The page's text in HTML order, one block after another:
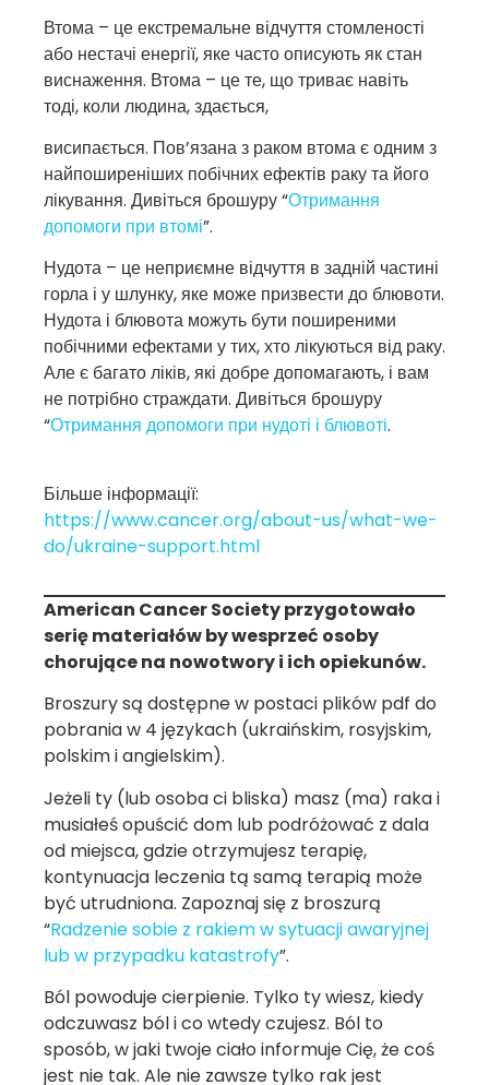
Втома – це екстремальне відчуття стомленості
або нестачі енергії, яке часто описують як стан
виснаження. Втома – це те, що триває навіть
тоді, коли людина, здається,
висипається. Пов’язана з раком втома є одним з
найпоширеніших побічних ефектів раку та його
лікування. Дивіться брошуру “Отримання
допомоги при втомі”.
Нудота – це неприємне відчуття в задній частині
горла і у шлунку, яке може призвести до блювоти.
Нудота і блювота можуть бути поширеними
побічними ефектами у тих, хто лікуються від раку.
Але є багато ліків, які добре допомагають, і вам
не потрібно страждати. Дивіться брошуру
“Отримання допомоги при нудоті і блювоті.
Більше інформації:
https://www.cancer.org/about-us/what-we-
do/ukraine-support.html
American Cancer Society przygotowało
serię materiałów by wesprzeć osoby
chorujące na nowotwory i ich opiekunów.
Broszury są dostępne w postaci plików pdf do
pobrania w 4 językach (ukraińskim, rosyjskim,
polskim i angielskim).
Jeżeli ty (lub osoba ci bliska) masz (ma) raka i
musiałeś opuścić dom lub podróżować z dala
od miejsca, gdzie otrzymujesz terapię,
kontynuacja leczenia tą samą terapią może
być utrudniona. Zapoznaj się z broszurą
“Radzenie sobie z rakiem w sytuacji awaryjnej
lub w przypadku katastrofy”.
Ból powoduje cierpienie. Tylko ty wiesz, kiedy
odczuwasz ból i co wtedy czujesz. Ból to
sposób, w jaki twoje ciało informuje Cię, że coś
jest nie tak. Ale nie zawsze tylko rak jest